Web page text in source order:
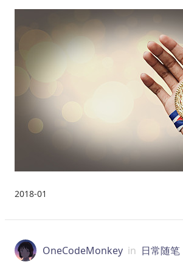
2018-01
OneCodeMonkey in 日常随笔